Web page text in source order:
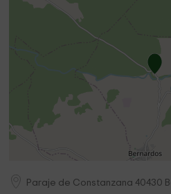
Paraje de Constanzana 40430